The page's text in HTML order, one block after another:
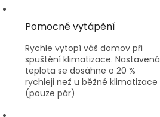
Pomocné vytápění
Rychle vytopí váš domov při
spuštění klimatizace. Nastavená
teplota se dosáhne o 20 %
rychleji než u běžné klimatizace
(pouze pár)